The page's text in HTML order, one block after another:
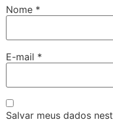
Nome *
E-mail *
Salvar meus dados